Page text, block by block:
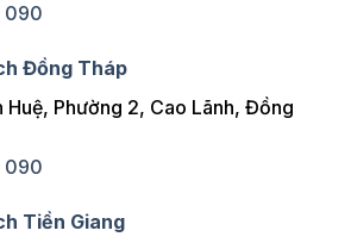
090
Đồng Tháp
Huệ, Phường 2, Cao Lãnh, Đồng
090
Tiền Giang